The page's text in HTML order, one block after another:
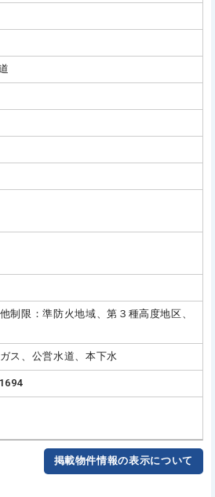
制限：準防火地域、第３種高度地区、
ス、公営水道、本下水
掲載物件情報の表示について